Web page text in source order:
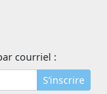
courriel :
S’inscrire